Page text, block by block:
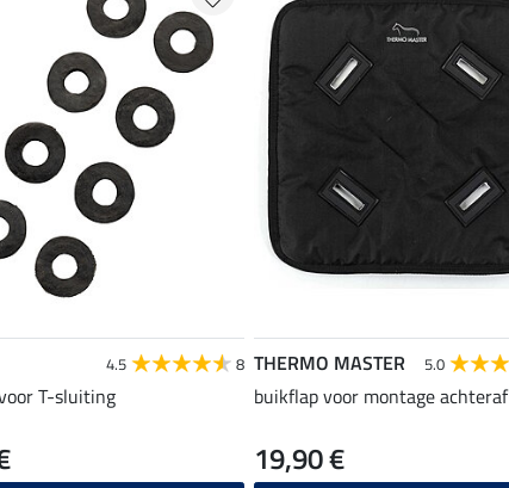
4.5 8
T-sluiting
THERMO MASTER 5.0
buikflap voor montage achteraf
19,90 €